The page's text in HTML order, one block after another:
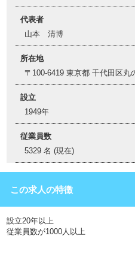
代表者
山本 清博
所在地
〒100-6419 東京都 千代田区丸
設立
1949年
従業員数
5329 名 (現在)
この求人の特徴
設立20年以上
従業員数が1000人以上